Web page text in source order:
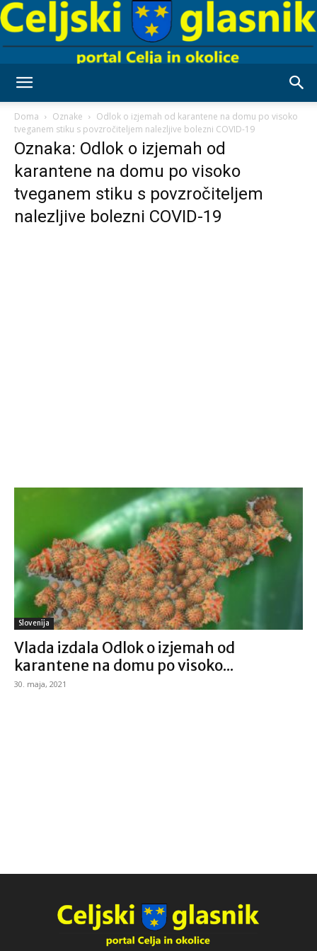
Doma Oznake
Odlok o izjemah od karantene na domu po visoko
tveganem stiku s povzročiteljem nalezljive bolezni COVID-19
Oznaka: Odlok o izjemah od
karantene na domu po visoko
tveganem stiku s povzročiteljem
nalezljive bolezni COVID-19
Slovenija
Vlada izdala Odlok o izjemah od
karantene na domu po visoko...
30. maja, 2021